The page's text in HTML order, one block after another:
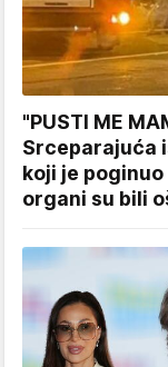
"PUSTI ME
Srceparajuća
koji je
organi su bili